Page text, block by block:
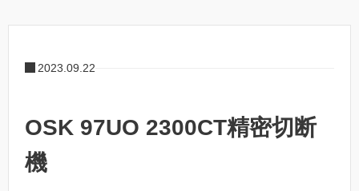
2023.09.22
OSK 97UO 2300CT精密切断
機